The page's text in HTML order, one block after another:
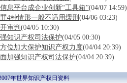
息平台成企业创新“工具箱”(04/07 14:59)
4种情形一般不适用缓刑 (04/06 03:23)
审判(04/05 10:30)
知识产权司法保护(04/05 00:30)
位加大保护知识产权力度(04/04 20:39)
加强知识产权司法保护(04/04 20:39)
年世界知识产权日资料